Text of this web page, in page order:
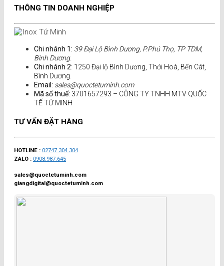
THÔNG TIN DOANH NGHIỆP
Chi nhánh 1: 39 Đại Lộ Bình Dương, P.Phú Thọ, TP TDM,
Bình Dương.
Chi nhánh 2: 1250 Đại lộ Bình Dương, Thới Hoà, Bến Cát,
Bình Dương.
Email: sales@quoctetuminh.com
Mã số thuế: 3701657293 – CÔNG TY TNHH MTV QUỐC
TẾ TỨ MINH
TƯ VẤN ĐẶT HÀNG
HOTLINE : 02747.304.304
ZALO : 0908.987.645
sales@quoctetuminh.com
giangdigital@quoctetuminh.com